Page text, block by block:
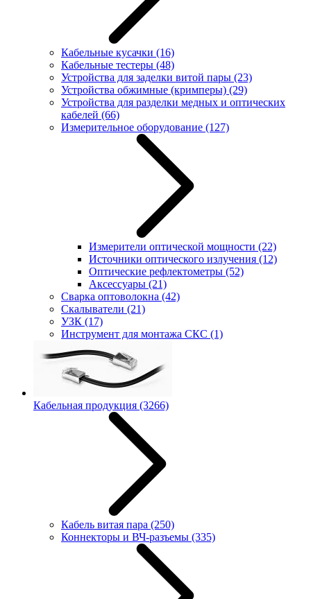
Кабельные кусачки (16)
Кабельные тестеры (48)
Устройства для заделки витой пары (23)
Устройства обжимные (кримперы) (29)
Устройства для разделки медных и оптических
кабелей (66)
Измерительное оборудование (127)
Измерители оптической мощности (22)
Источники оптического излучения (12)
Оптические рефлектометры (52)
Аксессуары (21)
Сварка оптоволокна (42)
Скалыватели (21)
УЗК (17)
Инструмент для монтажа СКС (1)
Кабельная продукция (3266)
Кабель витая пара (250)
Коннекторы и ВЧ-разъемы (335)